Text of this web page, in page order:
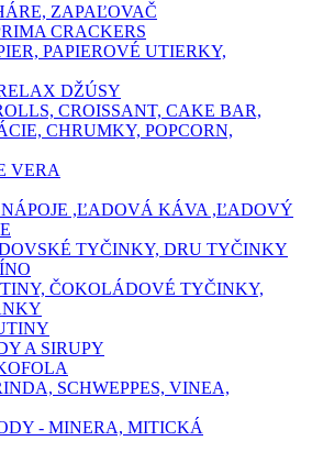
ZAPAĽOVAČ
CRACKERS
PAPIEROVÉ UTIERKY,
DŽÚSY
CROISSANT, CAKE BAR,
CHRUMKY, POPCORN,
VERA
,ĽADOVÁ KÁVA ,ĽADOVÝ
TYČINKY, DRU TYČINKY
ČOKOLÁDOVÉ TYČINKY,
A SIRUPY
SCHWEPPES, VINEA,
- MINERA, MITICKÁ